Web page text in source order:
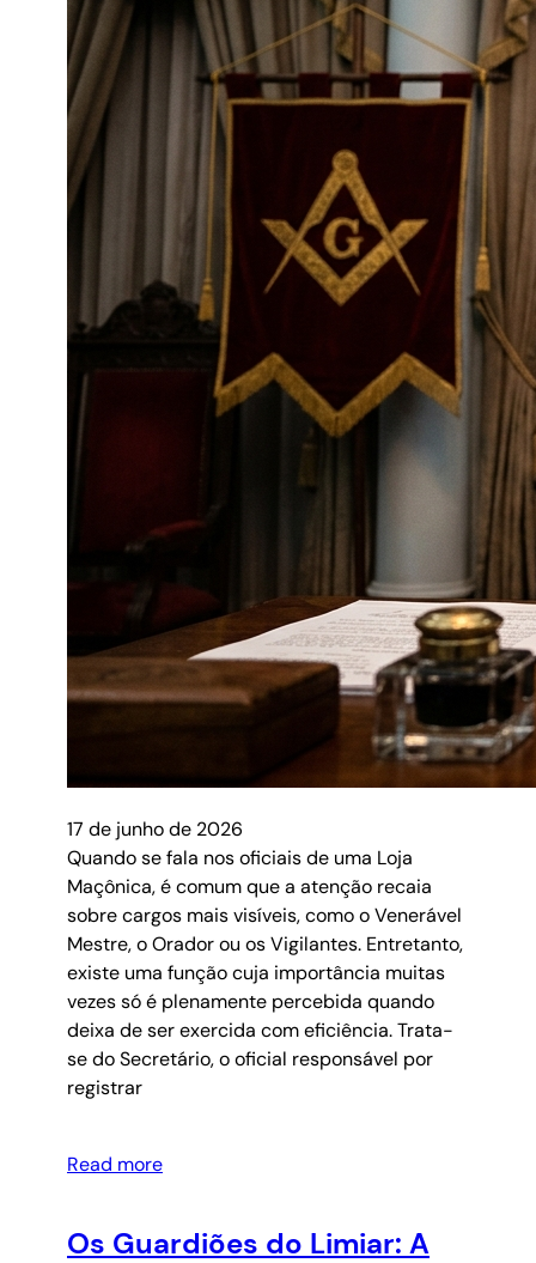
17 de junho de 2026
Quando se fala nos oficiais de uma Loja
Maçônica, é comum que a atenção recaia
sobre cargos mais visíveis, como o Venerável
Mestre, o Orador ou os Vigilantes. Entretanto,
existe uma função cuja importância muitas
vezes só é plenamente percebida quando
deixa de ser exercida com eficiência. Trata-
se do Secretário, o oficial responsável por
registrar
Read more
Os Guardiões do Limiar: A